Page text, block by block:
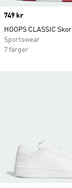
Price
749 kr
HOOPS CLASSIC Skor
Sportswear
7 färger